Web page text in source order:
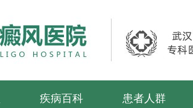
疾病百科 患者人群